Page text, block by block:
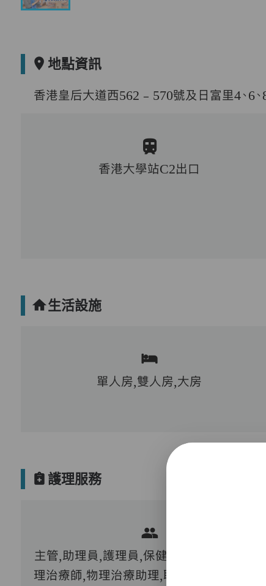
地點資訊
香港皇后大道西562﹣570號及日富里4、6
香港大學站C2出口
生活設施
單人房,雙人房,大房
護理服務
主管,助理員,護理員,保健員,營養師,護士,物
理治療師,物理治療助理,職業治療師,到診醫